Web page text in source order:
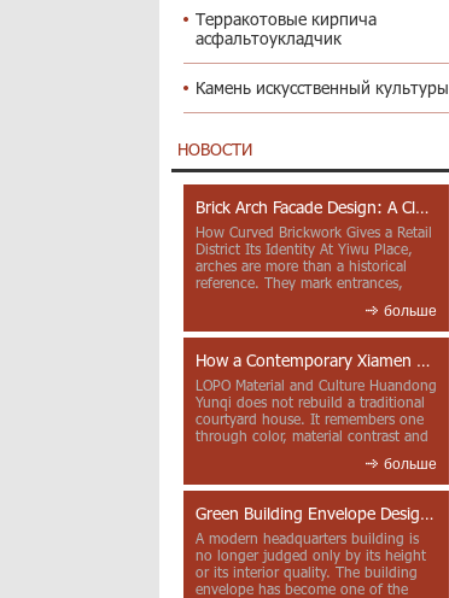
Терракотовые кирпича
асфальтоукладчик
Камень искусственный культуры
НОВОСТИ
Brick Arch Facade Design: A Closer Look at Yiwu Place
How Curved Brickwork Gives a Retail
District Its Identity At Yiwu Place,
arches are more than a historical
reference. They mark entrances,
больше
How a Contemporary Xiamen Project Reframes Minnan Red Brick
LOPO Material and Culture Huandong
Yunqi does not rebuild a traditional
courtyard house. It remembers one
through color, material contrast and
больше
Green Building Envelope Design: Clay Sunscreen Fins for Modern Headquarters Architecture
A modern headquarters building is
no longer judged only by its height
or its interior quality. The building
envelope has become one of the